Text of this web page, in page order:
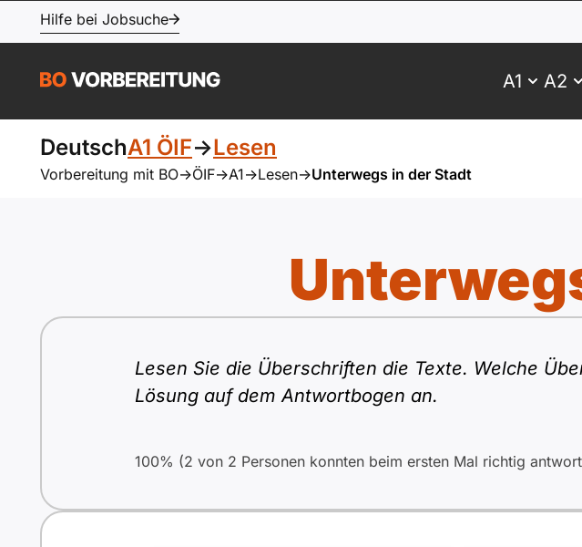
Hilfe bei Jobsuche
A1 A2
DeutschA1 ÖIF->Lesen
Vorbereitung mit BO->ÖIF->A1->Lesen->Unterwegs in der Stadt
Lesen Sie die Überschriften die Texte. Welche
Lösung auf dem Antwortbogen an.
100% (2 von 2 Personen konnten beim ersten Mal richtig